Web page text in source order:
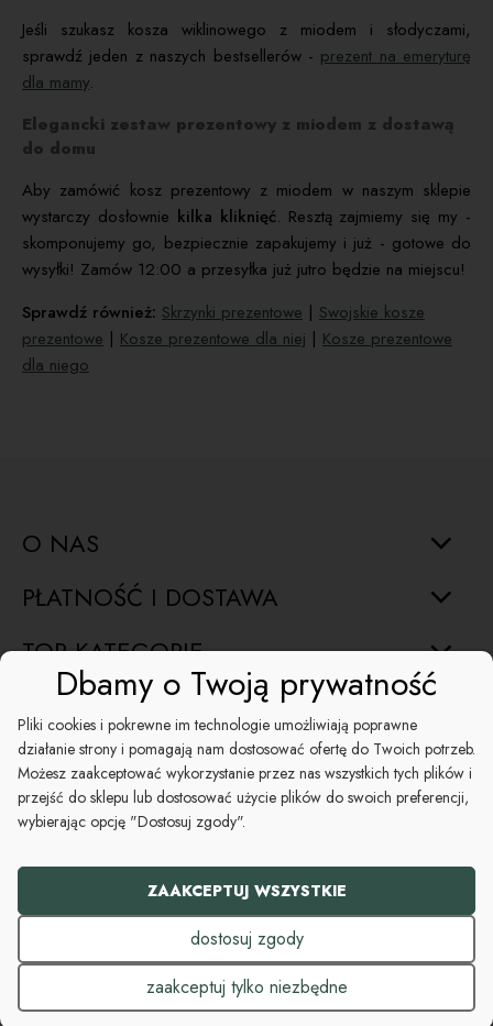
Jeśli szukasz kosza wiklinowego z miodem i słodyczami,
sprawdź jeden z naszych bestsellerów - prezent na emeryturę
dla mamy.
Elegancki zestaw prezentowy z miodem z dostawą
do domu
Aby zamówić kosz prezentowy z miodem w naszym sklepie
wystarczy dosłownie kilka kliknięć. Resztą zajmiemy się my -
skomponujemy go, bezpiecznie zapakujemy i już - gotowe do
wysyłki! Zamów 12:00 a przesyłka już jutro będzie na miejscu!
Sprawdź również: Skrzynki prezentowe | Swojskie kosze
prezentowe | Kosze prezentowe dla niej | Kosze prezentowe
dla niego
O NAS
PŁATNOŚĆ I DOSTAWA
TOP KATEGORIE
INFORMACJE
ŚWIĘTA
POMOC
+48 794 046 582
kontakt@koszezesmakiem.pl
Sklep internetowy Shoper.pl
Dbamy o Twoją prywatność
Pliki cookies i pokrewne im technologie umożliwiają poprawne
działanie strony i pomagają nam dostosować ofertę do Twoich potrzeb.
Możesz zaakceptować wykorzystanie przez nas wszystkich tych plików i
przejść do sklepu lub dostosować użycie plików do swoich preferencji,
wybierając opcję "Dostosuj zgody".
zaakceptuj tylko niezbędne
dostosuj zgody
ZAAKCEPTUJ WSZYSTKIE